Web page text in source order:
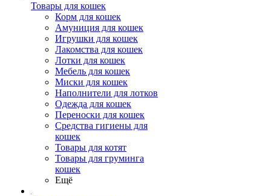
Товары для кошек
Корм для кошек
Амуниция для кошек
Игрушки для кошек
Лакомства для кошек
Лотки для кошек
Мебель для кошек
Миски для кошек
Наполнители для лотков
Одежда для кошек
Переноски для кошек
Средства гигиены для
кошек
Товары для котят
Товары для груминга
кошек
Ещё